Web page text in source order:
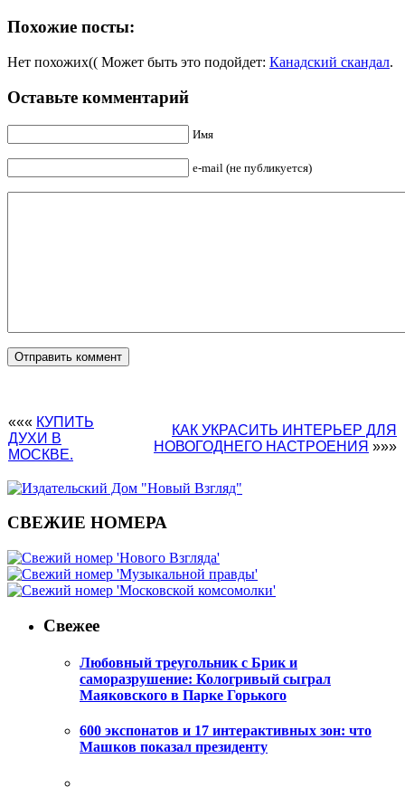
Похожие посты:
Нет похожих(( Может быть это подойдет: Канадский скандал.
Оставьте комментарий
Имя
e-mail (не публикуется)
««« КУПИТЬ
ДУХИ В
МОСКВЕ.
КАК УКРАСИТЬ ИНТЕРЬЕР ДЛЯ
НОВОГОДНЕГО НАСТРОЕНИЯ »»»
СВЕЖИЕ НОМЕРА
Свежее
Любовный треугольник с Брик и
саморазрушение: Кологривый сыграл
Маяковского в Парке Горького
600 экспонатов и 17 интерактивных зон: что
Машков показал президенту